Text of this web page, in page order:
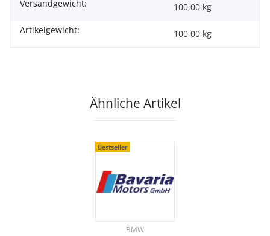
Versandgewicht:
100,00 kg
Artikelgewicht:
100,00 kg
Ähnliche Artikel
Bestseller
BMW